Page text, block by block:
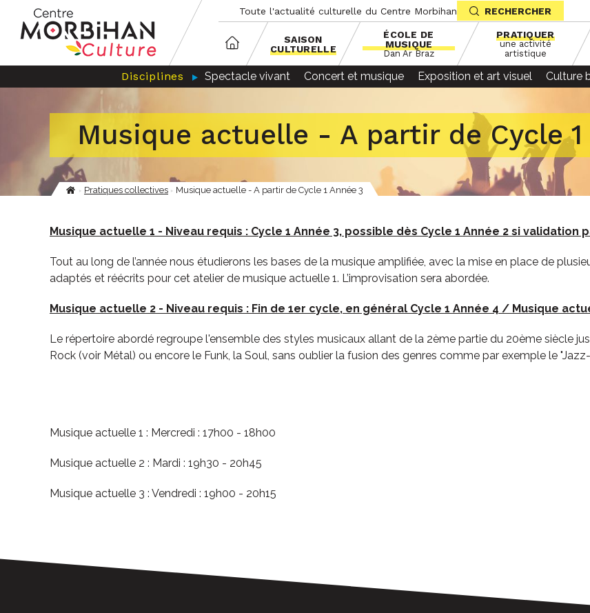
contenu
principal
Toute l'actualité culturelle du Centre Morbihan RECHERCHER
SAISON
CULTURELLE
ÉCOLE DE
MUSIQUE
Dan Ar Braz
PRATIQUER
une activité
artistique
Disciplines Spectacle vivant Concert et musique Exposition et art visuel Culture
Musique actuelle - A partir de Cycle 1
Fil
Pratiques collectives Musique actuelle - A partir de Cycle 1 Année 3
Musique actuelle 1 - Niveau requis : Cycle 1 Année 3, possible dès Cycle 1 Année 2 si validation
Tout au long de l’année nous étudierons les bases de la musique amplifiée, avec la mise en place de
adaptés et réécrits pour cet atelier de musique actuelle 1. L’improvisation sera abordée.
Musique actuelle 2 - Niveau requis : Fin de 1er cycle, en général Cycle 1 Année 4 / Musique
Le répertoire abordé regroupe l'ensemble des styles musicaux allant de la 2ème partie du 20ème siècle
Rock (voir Métal) ou encore le Funk, la Soul, sans oublier la fusion des genres comme par exemple le "Jazz-
Musique actuelle 1 : Mercredi : 17h00 - 18h00
Musique actuelle 2 : Mardi : 19h30 - 20h45
Musique actuelle 3 : Vendredi : 19h00 - 20h15